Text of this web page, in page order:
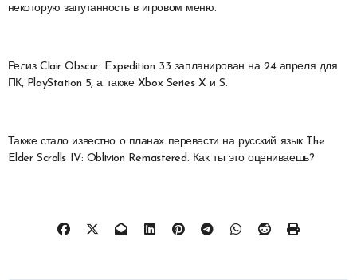
некоторую запутанность в игровом меню.
Релиз Clair Obscur: Expedition 33 запланирован на 24 апреля для
ПК, PlayStation 5, а также Xbox Series X и S.
Также стало известно о планах перевести на русский язык The
Elder Scrolls IV: Oblivion Remastered. Как ты это оцениваешь?